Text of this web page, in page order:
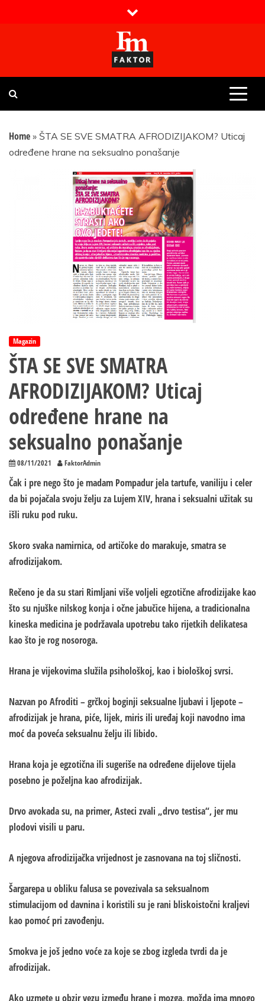
Faktor magazin
Uvijek presudan
Home » ŠTA SE SVE SMATRA AFRODIZIJAKOM? Uticaj
određene hrane na seksualno ponašanje
Magazin
ŠTA SE SVE SMATRA
AFRODIZIJAKOM? Uticaj
određene hrane na
seksualno ponašanje
08/11/2021 FaktorAdmin
Čak i pre nego što je madam Pompadur jela tartufe, vaniliju i celer
da bi pojačala svoju želju za Lujem XIV, hrana i seksualni užitak su
išli ruku pod ruku.
Skoro svaka namirnica, od artičoke do marakuje, smatra se
afrodizijakom.
Rečeno je da su stari Rimljani više voljeli egzotične afrodizijake kao
što su njuške nilskog konja i očne jabučice hijena, a tradicionalna
kineska medicina je podržavala upotrebu tako rijetkih delikatesa
kao što je rog nosoroga.
Hrana je vijekovima služila psihološkoj, kao i biološkoj svrsi.
Nazvan po Afroditi – grčkoj boginji seksualne ljubavi i ljepote –
afrodizijak je hrana, piće, lijek, miris ili uređaj koji navodno ima
moć da poveća seksualnu želju ili libido.
Hrana koja je egzotična ili sugeriše na određene dijelove tijela
posebno je poželjna kao afrodizijak.
Drvo avokada su, na primer, Asteci zvali „drvo testisa“, jer mu
plodovi visili u paru.
A njegova afrodizijačka vrijednost je zasnovana na toj sličnosti.
Šargarepa u obliku falusa se povezivala sa seksualnom
stimulacijom od davnina i koristili su je rani bliskoistočni kraljevi
kao pomoć pri zavođenju.
Smokva je još jedno voće za koje se zbog izgleda tvrdi da je
afrodizijak.
Ako uzmete u obzir vezu između hrane i mozga, možda ima mnogo